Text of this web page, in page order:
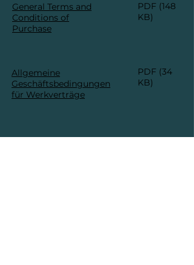
General Terms and
Conditions of
Purchase
PDF (148
KB)
Allgemeine
Geschäftsbedingungen
für Werkverträge
PDF (34
KB)